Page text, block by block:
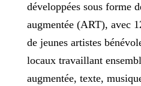
développées sous forme
augmentée (ART), avec
de jeunes artistes
locaux travaillant
augmentée, texte,